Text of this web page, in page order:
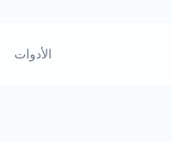
الأدوات